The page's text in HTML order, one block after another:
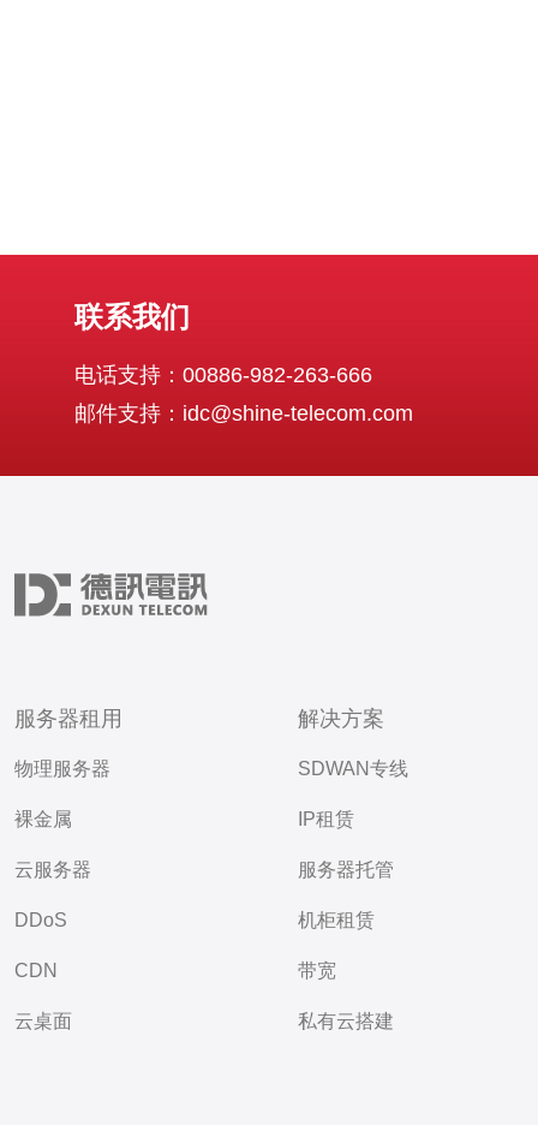
联系我们
电话支持：00886-982-263-666
邮件支持：idc@shine-telecom.com
服务器租用
物理服务器
裸金属
云服务器
DDoS
CDN
云桌面
解决方案
SDWAN专线
IP租赁
服务器托管
机柜租赁
带宽
私有云搭建